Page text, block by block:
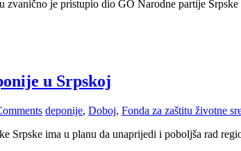
je pristupio dio GO Narodne partije Srpske
u Srpskoj
deponije, Doboj, Fonda za zaštitu životne
Srpske ima u planu da unaprijedi i poboljša rad